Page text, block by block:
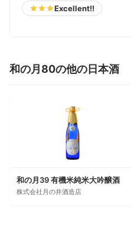
Excellent!!
和の月80の他の日本酒
和の月39 有機米純米大吟醸酒
株式会社月の井酒造店